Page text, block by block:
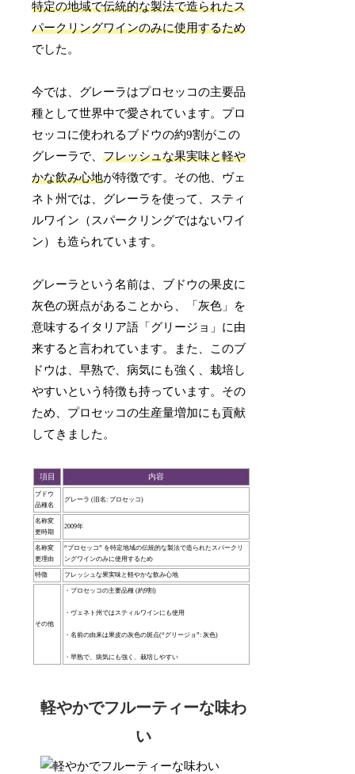
特定の地域で伝統的な製法で造られたス
パークリングワインのみに使用するため
でした。
今では、グレーラはプロセッコの主要品
種として世界中で愛されています。プロ
セッコに使われるブドウの約9割がこの
グレーラで、フレッシュな果実味と軽や
かな飲み心地が特徴です。その他、ヴェ
ネト州では、グレーラを使って、スティ
ルワイン（スパークリングではないワイ
ン）も造られています。
グレーラという名前は、ブドウの果皮に
灰色の斑点があることから、「灰色」を
意味するイタリア語「グリージョ」に由
来すると言われています。また、このブ
ドウは、早熟で、病気にも強く、栽培し
やすいという特徴も持っています。その
ため、プロセッコの生産量増加にも貢献
してきました。
項目 内容
ブドウ
品種名
グレーラ (旧名: プロセッコ)
名称変
更時期
2009年
名称変
更理由
“プロセッコ” を特定地域の伝統的な製法で造られたスパークリ
ングワインのみに使用するため
特徴 フレッシュな果実味と軽やかな飲み心地
その他
・プロセッコの主要品種 (約9割)
・ヴェネト州ではスティルワインにも使用
・名前の由来は果皮の灰色の斑点(“グリージョ”: 灰色)
・早熟で、病気にも強く、栽培しやすい
軽やかでフルーティーな味わ
い